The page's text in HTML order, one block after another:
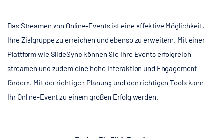
Das Streamen von Online-Events ist eine effektive Möglichkeit,
Ihre Zielgruppe zu erreichen und ebenso zu erweitern. Mit einer
Plattform wie SlideSync können Sie Ihre Events erfolgreich
streamen und zudem eine hohe Interaktion und Engagement
fördern. Mit der richtigen Planung und den richtigen Tools kann
Ihr Online-Event zu einem großen Erfolg werden.